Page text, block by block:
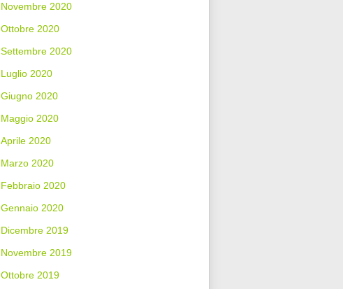
Novembre 2020
Ottobre 2020
Settembre 2020
Luglio 2020
Giugno 2020
Maggio 2020
Aprile 2020
Marzo 2020
Febbraio 2020
Gennaio 2020
Dicembre 2019
Novembre 2019
Ottobre 2019